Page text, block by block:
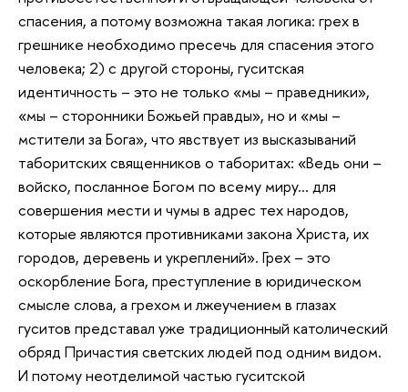
спасения, а потому возможна такая логика: грех в
грешнике необходимо пресечь для спасения этого
человека; 2) с другой стороны, гуситская
идентичность – это не только «мы – праведники»,
«мы – сторонники Божьей правды», но и «мы –
мстители за Бога», что явствует из высказываний
таборитских священников о таборитах: «Ведь они –
войско, посланное Богом по всему миру… для
совершения мести и чумы в адрес тех народов,
которые являются противниками закона Христа, их
городов, деревень и укреплений». Грех – это
оскорбление Бога, преступление в юридическом
смысле слова, а грехом и лжеучением в глазах
гуситов представал уже традиционный католический
обряд Причастия светских людей под одним видом.
И потому неотделимой частью гуситской